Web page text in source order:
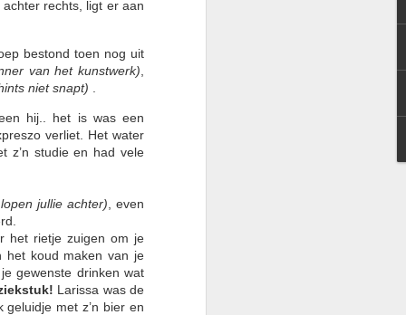
rechts, ligt er aan
bestond toen nog uit
van het kunstwerk)
niet snapt)
hij.. het is was een
verliet. Het water
z’n studie en had vele
jullie achter) , even
het rietje zuigen om je
het koud maken van je
gewenste drinken wat
Larissa was de
met z’n bier en
café Bruintje, waar de